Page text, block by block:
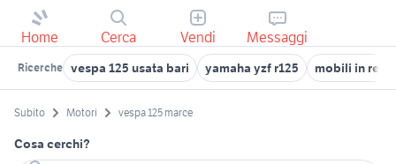
Home Cerca Vendi Messaggi
Ricerche vespa 125 usata bari yamaha yzf r125 mobili in
Subito Motori vespa 125 marce
Cosa cerchi?